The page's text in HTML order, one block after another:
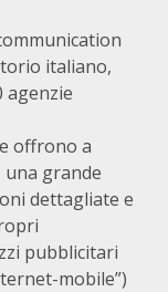
italiano,
agenzie
offrono a
grande
dettagliate e
pubblicitari
mobile”)